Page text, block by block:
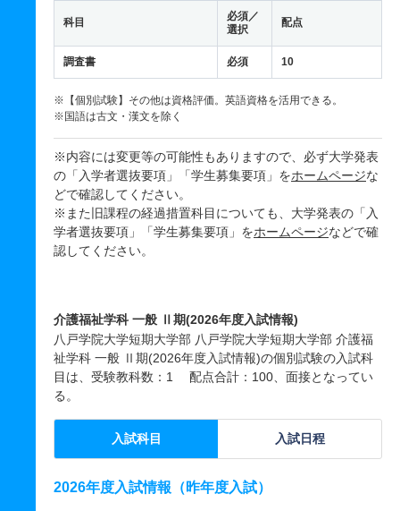
科目
必須／
選択
配点
調査書 必須 10
※【個別試験】その他は資格評価。英語資格を活用できる。
※国語は古文・漢文を除く
※内容には変更等の可能性もありますので、必ず大学発表
の「入学者選抜要項」「学生募集要項」をホームページな
どで確認してください。
※また旧課程の経過措置科目についても、大学発表の「入
学者選抜要項」「学生募集要項」をホームページなどで確
認してください。
介護福祉学科 一般 Ⅱ期(2026年度入試情報)
八戸学院大学短期大学部 八戸学院大学短期大学部 介護福
祉学科 一般 Ⅱ期(2026年度入試情報)の個別試験の入試科
目は、受験教科数：1 配点合計：100、面接となってい
る。
入試科目 入試日程
2026年度入試情報（昨年度入試）